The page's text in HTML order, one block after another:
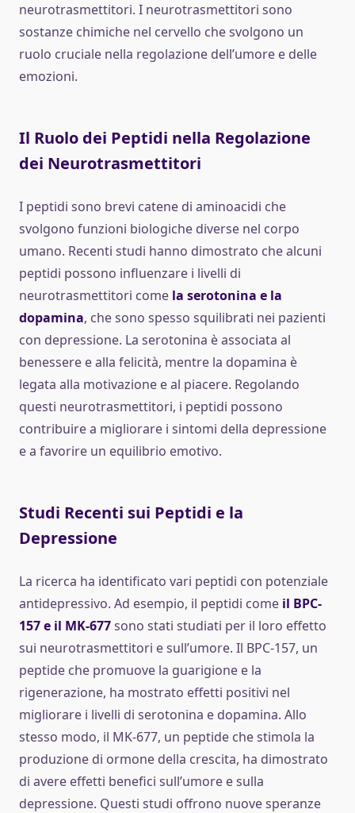
neurotrasmettitori. I neurotrasmettitori sono
sostanze chimiche nel cervello che svolgono un
ruolo cruciale nella regolazione dell’umore e delle
emozioni.
Il Ruolo dei Peptidi nella Regolazione
dei Neurotrasmettitori
I peptidi sono brevi catene di aminoacidi che
svolgono funzioni biologiche diverse nel corpo
umano. Recenti studi hanno dimostrato che alcuni
peptidi possono influenzare i livelli di
neurotrasmettitori come la serotonina e la
dopamina, che sono spesso squilibrati nei pazienti
con depressione. La serotonina è associata al
benessere e alla felicità, mentre la dopamina è
legata alla motivazione e al piacere. Regolando
questi neurotrasmettitori, i peptidi possono
contribuire a migliorare i sintomi della depressione
e a favorire un equilibrio emotivo.
Studi Recenti sui Peptidi e la
Depressione
La ricerca ha identificato vari peptidi con potenziale
antidepressivo. Ad esempio, il peptidi come il BPC-
157 e il MK-677sono stati studiati per il loro effetto
sui neurotrasmettitori e sull’umore. Il BPC-157, un
peptide che promuove la guarigione e la
rigenerazione, ha mostrato effetti positivi nel
migliorare i livelli di serotonina e dopamina. Allo
stesso modo, il MK-677, un peptide che stimola la
produzione di ormone della crescita, ha dimostrato
di avere effetti benefici sull’umore e sulla
depressione. Questi studi offrono nuove speranze